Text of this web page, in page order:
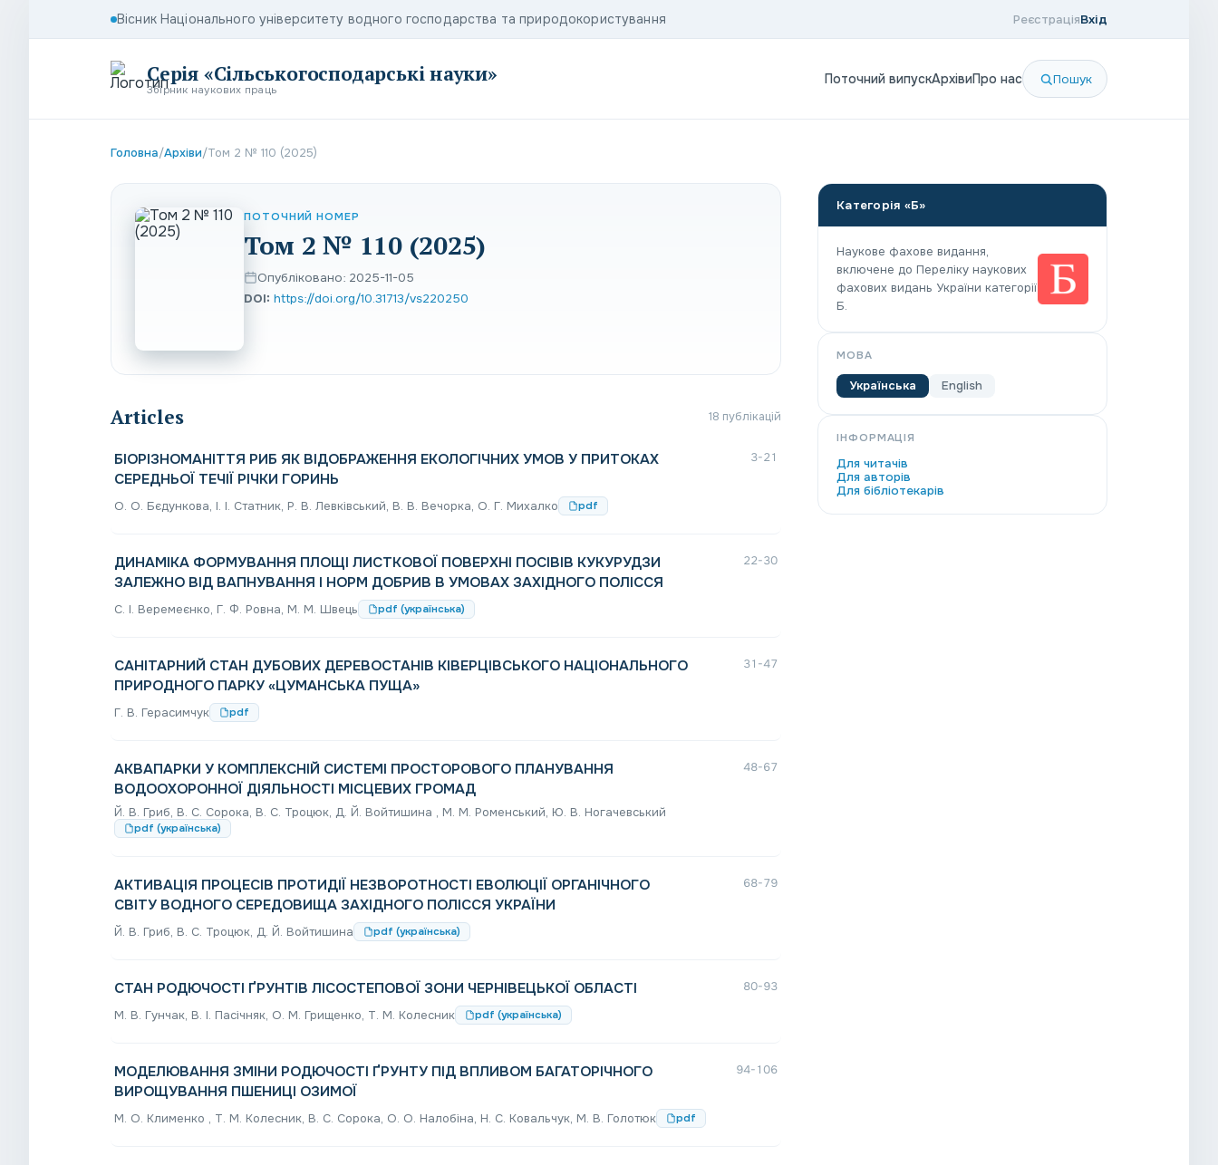
Вісник Національного університету водного господарства та природокористування РеєстраціяВхід
Серія «Сільськогосподарські науки»
Збірник наукових праць
Поточний випускАрхівиПро нас Пошук
Головна/Архіви/Том 2 № 110 (2025)
ПОТОЧНИЙ НОМЕР
Том 2 № 110 (2025)
Опубліковано: 2025-11-05
DOI: https://doi.org/10.31713/vs220250
Articles 18 публікацій
БІОРІЗНОМАНІТТЯ РИБ ЯК ВІДОБРАЖЕННЯ ЕКОЛОГІЧНИХ УМОВ У ПРИТОКАХ
СЕРЕДНЬОЇ ТЕЧІЇ РІЧКИ ГОРИНЬ
3-21
О. О. Бєдункова, I. I. Статник, Р. В. Левківський, В. В. Вечорка, О. Г. Михалко pdf
ДИНАМІКА ФОРМУВАННЯ ПЛОЩІ ЛИСТКОВОЇ ПОВЕРХНІ ПОСІВІВ КУКУРУДЗИ
ЗАЛЕЖНО ВІД ВАПНУВАННЯ І НОРМ ДОБРИВ В УМОВАХ ЗАХІДНОГО ПОЛІССЯ
22-30
С. І. Веремеєнко, Г. Ф. Ровна, М. М. Швець pdf (українська)
САНІТАРНИЙ СТАН ДУБОВИХ ДЕРЕВОСТАНІВ КІВЕРЦІВСЬКОГО НАЦІОНАЛЬНОГО
ПРИРОДНОГО ПАРКУ «ЦУМАНСЬКА ПУЩА»
31-47
Г. В. Герасимчук pdf
АКВАПАРКИ У КОМПЛЕКСНІЙ СИСТЕМІ ПРОСТОРОВОГО ПЛАНУВАННЯ
ВОДООХОРОННОЇ ДІЯЛЬНОСТІ МІСЦЕВИХ ГРОМАД
48-67
Й. В. Гриб, В. С. Сорока, В. С. Троцюк, Д. Й. Войтишина , М. М. Роменський, Ю. В. Ногачевський
pdf (українська)
АКТИВАЦІЯ ПРОЦЕСІВ ПРОТИДІЇ НЕЗВОРОТНОСТІ ЕВОЛЮЦІЇ ОРГАНІЧНОГО
СВІТУ ВОДНОГО СЕРЕДОВИЩА ЗАХІДНОГО ПОЛІССЯ УКРАЇНИ
68-79
Й. В. Гриб, В. С. Троцюк, Д. Й. Войтишина pdf (українська)
СТАН РОДЮЧОСТІ ҐРУНТІВ ЛІСОСТЕПОВОЇ ЗОНИ ЧЕРНІВЕЦЬКОЇ ОБЛАСТІ 80-93
М. В. Гунчак, В. І. Пасічняк, О. М. Грищенко, Т. М. Колесник pdf (українська)
МОДЕЛЮВАННЯ ЗМІНИ РОДЮЧОСТІ ҐРУНТУ ПІД ВПЛИВОМ БАГАТОРІЧНОГО
ВИРОЩУВАННЯ ПШЕНИЦІ ОЗИМОЇ
94-106
М. О. Клименко , Т. М. Колесник, В. С. Сорока, О. О. Налобіна, Н. С. Ковальчук, М. В. Голотюк pdf
Категорія «Б»
Наукове фахове видання,
включене до Переліку наукових
фахових видань України категорії
Б.
МОВА
Українська English
ІНФОРМАЦІЯ
Для читачів
Для авторів
Для бібліотекарів